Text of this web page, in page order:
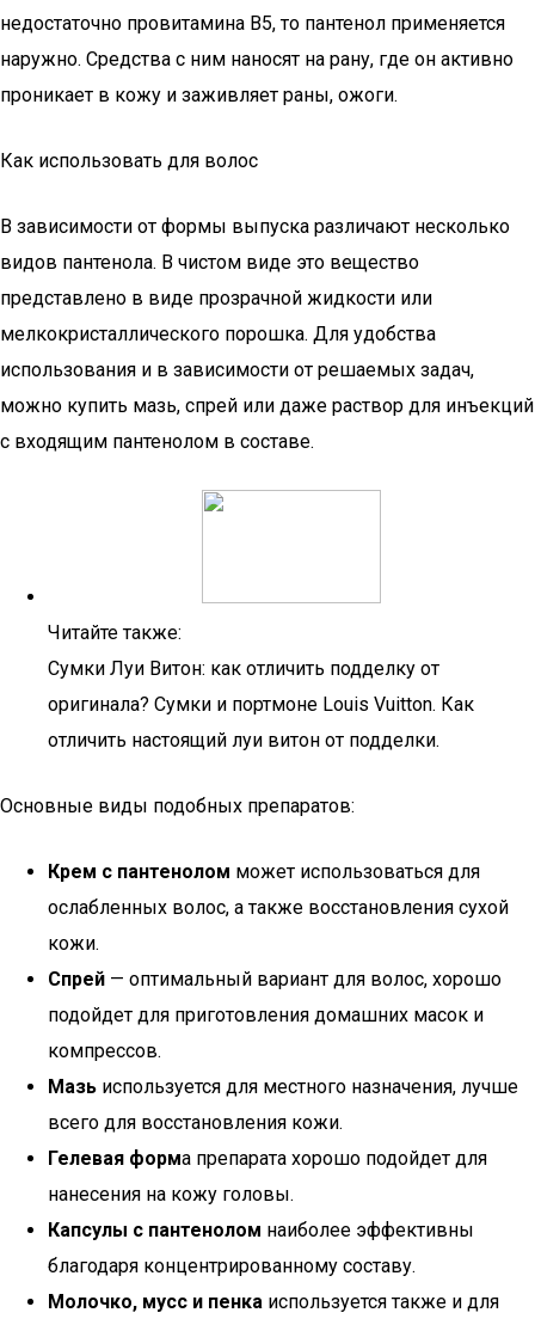
недостаточно провитамина В5, то пантенол применяется
наружно. Средства с ним наносят на рану, где он активно
проникает в кожу и заживляет раны, ожоги.
Как использовать для волос
В зависимости от формы выпуска различают несколько
видов пантенола. В чистом виде это вещество
представлено в виде прозрачной жидкости или
мелкокристаллического порошка. Для удобства
использования и в зависимости от решаемых задач,
можно купить мазь, спрей или даже раствор для инъекций
с входящим пантенолом в составе.
Читайте также:
Сумки Луи Витон: как отличить подделку от
оригинала? Сумки и портмоне Louis Vuitton. Как
отличить настоящий луи витон от подделки.
Основные виды подобных препаратов:
Крем с пантенолом может использоваться для
ослабленных волос, а также восстановления сухой
кожи.
Спрей — оптимальный вариант для волос, хорошо
подойдет для приготовления домашних масок и
компрессов.
Мазь используется для местного назначения, лучше
всего для восстановления кожи.
Гелевая форма препарата хорошо подойдет для
нанесения на кожу головы.
Капсулы с пантенолом наиболее эффективны
благодаря концентрированному составу.
Молочко, мусс и пенка используется также и для